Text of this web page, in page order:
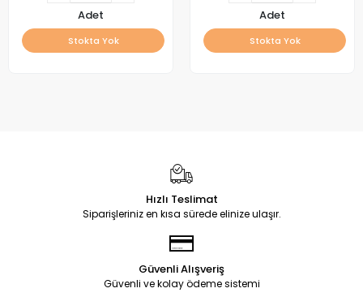
Adet
Stokta Yok
Adet
Stokta Yok
Hızlı Teslimat
Siparişleriniz en kısa sürede elinize ulaşır.
Güvenli Alışveriş
Güvenli ve kolay ödeme sistemi